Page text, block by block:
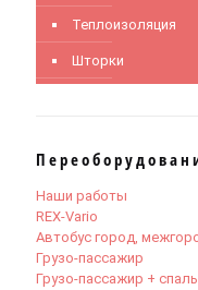
Теплоизоляция
Шторки
Наши работы
REX-Vario
Автобус город,
Грузо-пассажир
Грузо-пассажир +